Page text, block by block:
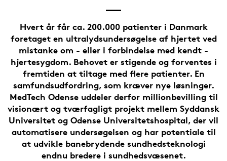
Hvert år får ca. 200.000 patienter i Danmark
foretaget en ultralydsundersøgelse af hjertet ved
mistanke om - eller i forbindelse med kendt -
hjertesygdom. Behovet er stigende og forventes i
fremtiden at tiltage med flere patienter. En
samfundsudfordring, som kræver nye løsninger.
MedTech Odense uddeler derfor millionbevilling til
visionært og tværfagligt projekt mellem Syddansk
Universitet og Odense Universitetshospital, der vil
automatisere undersøgelsen og har potentiale til
at udvikle banebrydende sundhedsteknologi
endnu bredere i sundhedsvæsenet.